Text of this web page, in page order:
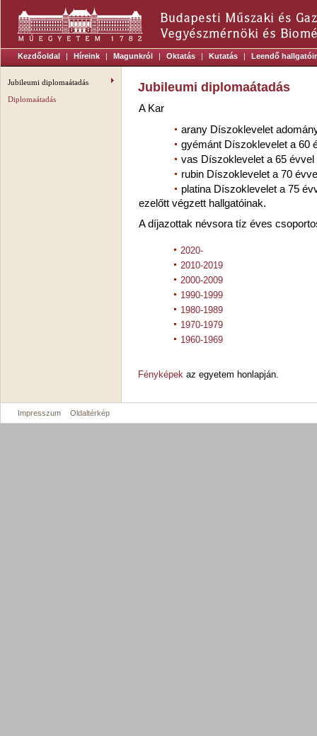
Kezdőoldal | Híreink | Magunkról | Oktatás | Kutatás | Leendő
Jubileumi diplomaátadás
Diplomaátadás
Jubileumi diplomaátadás
A Kar
arany Díszoklevelet
gyémánt Díszoklevelet a 60
vas Díszoklevelet a 65 évvel
rubin Díszoklevelet a 70
platina Díszoklevelet a 75
ezelőtt végzett hallgatóinak.
A díjazottak névsora tíz éves
2020-
2010-2019
2000-2009
1990-1999
1980-1989
1970-1979
1960-1969
Fényképek az egyetem honlapján.
Impresszum Oldaltérkép